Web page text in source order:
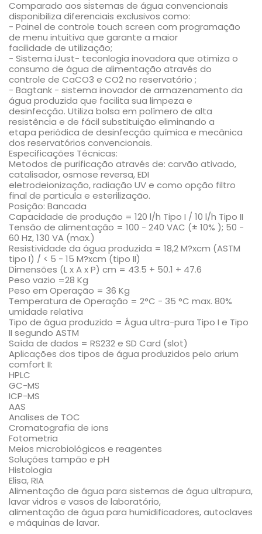
Comparado aos sistemas de água convencionais
disponibiliza diferenciais exclusivos como:
- Painel de controle touch screen com programação
de menu intuitiva que garante a maior
facilidade de utilização;
- Sistema iJust- teconlogia inovadora que otimiza o
consumo de água de alimentação através do
controle de CaCO3 e CO2 no reservatório ;
- Bagtank - sistema inovador de armazenamento da
água produzida que facilita sua limpeza e
desinfecção. Utiliza bolsa em polímero de alta
resistência e de fácil substituição eliminando a
etapa periódica de desinfecção química e mecânica
dos reservatórios convencionais.
Especificações Técnicas:
Metodos de purificação através de: carvão ativado,
catalisador, osmose reversa, EDI
eletrodeionização, radiação UV e como opção filtro
final de particula e esterilização.
Posição: Bancada
Capacidade de produção = 120 l/h Tipo I / 10 l/h Tipo II
Tensão de alimentação = 100 - 240 VAC (± 10% ); 50 -
60 Hz, 130 VA (max.)
Resistividade da água produzida = 18,2 M?xcm (ASTM
tipo I) / < 5 - 15 M?xcm (tipo II)
Dimensões (L x A x P) cm = 43.5 + 50.1 + 47.6
Peso vazio =28 Kg
Peso em Operação = 36 Kg
Temperatura de Operação = 2°C - 35 °C max. 80%
umidade relativa
Tipo de água produzido = Água ultra-pura Tipo I e Tipo
II segundo ASTM
Saída de dados = RS232 e SD Card (slot)
Aplicações dos tipos de água produzidos pelo arium
comfort II:
HPLC
GC-MS
ICP-MS
AAS
Analises de TOC
Cromatografia de ions
Fotometria
Meios microbiológicos e reagentes
Soluções tampão e pH
Histologia
Elisa, RIA
Alimentação de água para sistemas de água ultrapura,
lavar vidros e vasos de laboratório,
alimentação de água para humidificadores, autoclaves
e máquinas de lavar.